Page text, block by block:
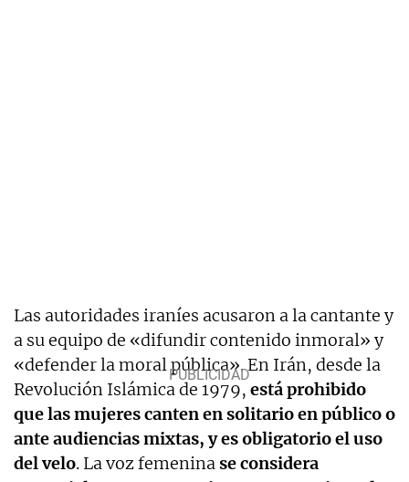
Las autoridades iraníes acusaron a la cantante y
a su equipo de «difundir contenido inmoral» y
«defender la moral pública». En Irán, desde la
Revolución Islámica de 1979, está prohibido
que las mujeres canten en solitario en público o
ante audiencias mixtas, y es obligatorio el uso
del velo. La voz femeninase considera